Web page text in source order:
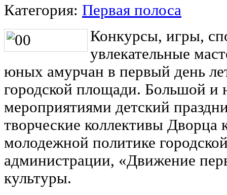
Категория: Первая полоса
Конкурсы, игры,
увлекательные
юных амурчан в первый день
городской площади. Большой
мероприятиями детский
творческие коллективы Дворца
молодежной политике
администрации, «Движение
культуры.